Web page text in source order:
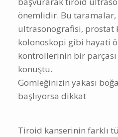
önemlidir. Bu taramalar,
ultrasonografisi, prostat
kolonoskopi gibi hayati
kontrollerinin bir parçası
konuştu.
Gömleğinizin yakası
başlıyorsa dikkat
Tiroid kanserinin farklı